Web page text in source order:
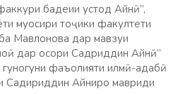
бадеии устод Айнӣ”,
муосири тоҷики факултети
Мавлонова дар мавзуи
дар осори Садриддин Айнӣ”
гуногуни фаъолияти илмӣ-адабӣ
Садириддин Айниро мавриди